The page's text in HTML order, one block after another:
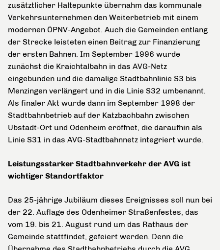
zusätztlicher Haltepunkte übernahm das kommunale
Verkehrsunternehmen den Weiterbetrieb mit einem
modernen ÖPNV-Angebot. Auch die Gemeinden entlang
der Strecke leisteten einen Beitrag zur Finanzierung
der ersten Bahnen. Im September 1996 wurde
zunächst die Kraichtalbahn in das AVG-Netz
eingebunden und die damalige Stadtbahnlinie S3 bis
Menzingen verlängert und in die Linie S32 umbenannt.
Als finaler Akt wurde dann im September 1998 der
Stadtbahnbetrieb auf der Katzbachbahn zwischen
Ubstadt-Ort und Odenheim eröffnet, die daraufhin als
Linie S31 in das AVG-Stadtbahnnetz integriert wurde.
Leistungsstarker Stadtbahnverkehr der AVG ist
wichtiger Standortfaktor
Das 25-jährige Jubiläum dieses Ereignisses soll nun bei
der 22. Auflage des Odenheimer Straßenfestes, das
vom 19. bis 21. August rund um das Rathaus der
Gemeinde stattfindet, gefeiert werden. Denn die